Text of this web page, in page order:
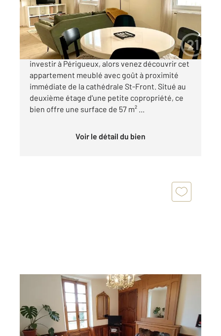
Appartement F3 à vendre
115 000 €
PERIGUEUX - Pont des Barris Vous souhaitez
investir à Périgueux, alors venez découvrir cet
appartement meublé avec goût à proximité
immédiate de la cathédrale St-Front. Situé au
deuxième étage d'une petite copropriété, ce
bien offre une surface de 57 m² ...
Voir le détail du bien
PERIGUEUX 24
, 2 pièces
Ref : 20078
Appartement F2 à vendre